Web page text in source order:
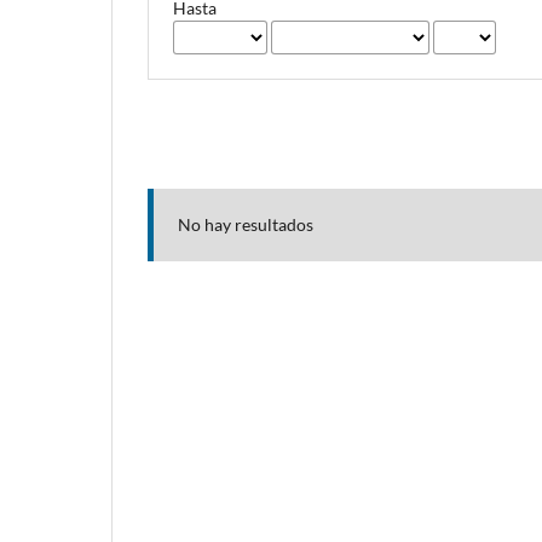
Hasta
No hay resultados